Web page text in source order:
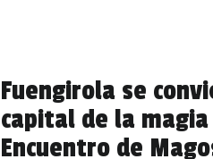
Fuengirola se
capital de la
Encuentro de